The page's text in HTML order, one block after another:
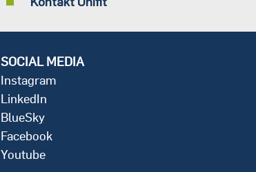
SOCIAL MEDIA
Instagram
LinkedIn
BlueSky
Facebook
Youtube